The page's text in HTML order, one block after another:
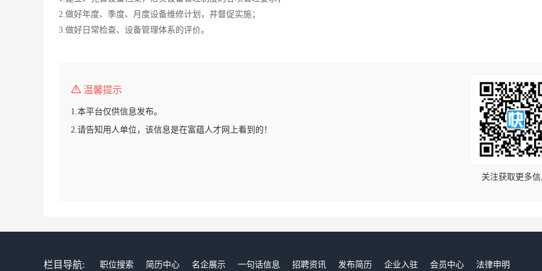
2.做好年度、季度、月度设备维修计划，并督促实施；
3.做好日常检查、设备管理体系的评价。
温馨提示
1.本平台仅供信息发布。
2.请告知用人单位，该信息是在富蕴人才网上看到的！
关注获取更多
栏目导航: 职位搜索 简历中心 名企展示 一句话信息 招聘资讯 发布简历 企业入驻 会员中心 法律申明